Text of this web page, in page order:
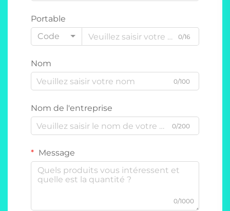
Portable
Code
0/16
Nom
0/100
Nom de l'entreprise
0/200
Message
0/1000